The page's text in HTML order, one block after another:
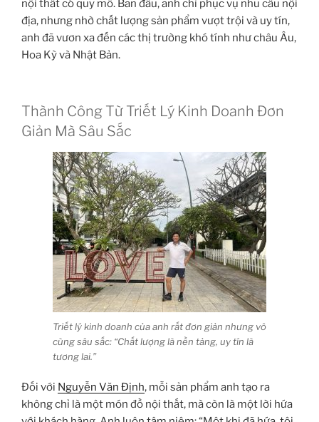
nội thất có quy mô. Ban đầu, anh chỉ phục vụ nhu cầu nội
địa, nhưng nhờ chất lượng sản phẩm vượt trội và uy tín,
anh đã vươn xa đến các thị trường khó tính như châu Âu,
Hoa Kỳ và Nhật Bản.
Thành Công Từ Triết Lý Kinh Doanh Đơn
Giản Mà Sâu Sắc
Triết lý kinh doanh của anh rất đơn giản nhưng vô
cùng sâu sắc: “Chất lượng là nền tảng, uy tín là
tương lai.”
Đối với Nguyễn Văn Định, mỗi sản phẩm anh tạo ra
không chỉ là một món đồ nội thất, mà còn là một lời hứa